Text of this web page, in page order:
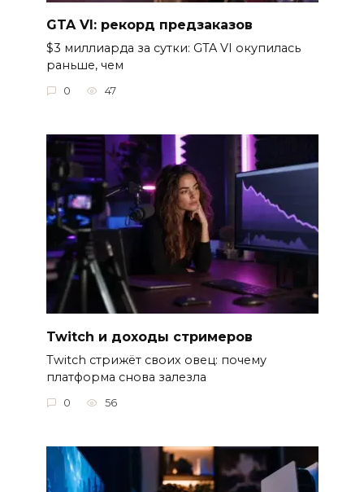
GTA VI: рекорд предзаказов
$3 миллиарда за сутки: GTA VI окупилась
раньше, чем
0 47
Twitch и доходы стримеров
Twitch стрижёт своих овец: почему
платформа снова залезла
0 56